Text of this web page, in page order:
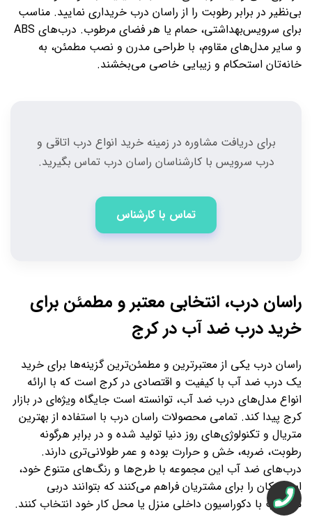
بی‌نظیر در برابر رطوبت را از راسان درب خریداری نمایید. مناسب
برای سرویس‌بهداشتی، حمام یا هر فضای مرطوب. درب‌های ABS
و سایر مدل‌های مقاوم، با طراحی مدرن و نصب مطمئن، به
خانه‌تان استحکام و زیبایی خاصی می‌بخشند.
برای دریافت مشاوره در زمینه خرید انواع درب اتاقی و
درب سرویس با کارشناسان راسان درب تماس بگیرید.
تماس با کارشناس
راسان درب، انتخابی معتبر و مطمئن برای
خرید درب ضد آب در کرج
راسان درب یکی از معتبرترین و مطمئن‌ترین گزینه‌ها برای خرید
یک درب ضد آب با کیفیت و اقتصادی در کرج است که با ارائه
انواع مدل‌های درب ضد آب، توانسته است جایگاه ویژه‌ای در بازار
کرج پیدا کند. تمامی محصولات راسان درب با استفاده از بهترین
متریال و تکنولوژی‌های روز دنیا تولید شده و در برابر هرگونه
رطوبت، ضربه، خش و حرارت بوده و عمر طولانی‌تری دارند.
درب‌های ضد آب این مجموعه با طرح‌ها و رنگ‌های متنوع خود،
این امکان را برای مشتریان فراهم می‌کنند که بتوانند دربی
متناسب با دکوراسیون داخلی منزل یا محل کار خود انتخاب کنند.